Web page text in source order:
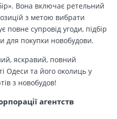
Вона включає ретельний
з метою вибрати
супровід угоди, підбір
для покупки новобудови.
яскравий, повний
Одеси та його околиць у
з новобудов!
агентств